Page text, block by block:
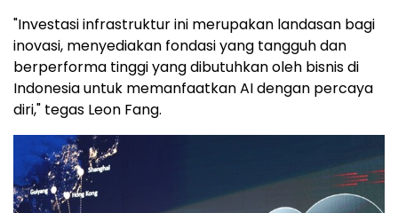
"Investasi infrastruktur ini merupakan landasan bagi
inovasi, menyediakan fondasi yang tangguh dan
berperforma tinggi yang dibutuhkan oleh bisnis di
Indonesia untuk memanfaatkan AI dengan percaya
diri," tegas Leon Fang.